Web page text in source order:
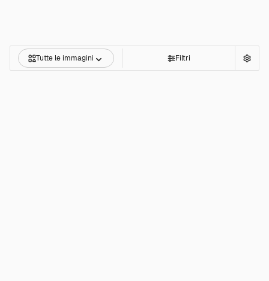
Tutte le immagini Filtri